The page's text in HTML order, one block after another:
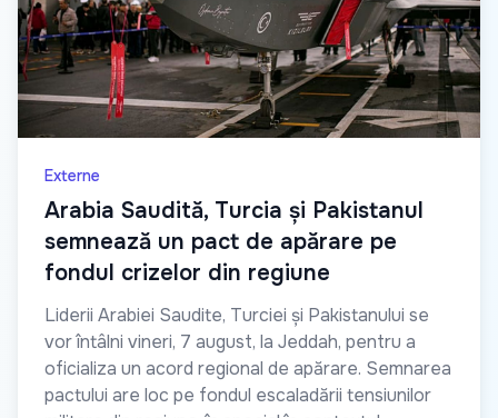
Externe
Arabia Saudită, Turcia și Pakistanul
semnează un pact de apărare pe
fondul crizelor din regiune
Liderii Arabiei Saudite, Turciei și Pakistanului se
vor întâlni vineri, 7 august, la Jeddah, pentru a
oficializa un acord regional de apărare. Semnarea
pactului are loc pe fondul escaladării tensiunilor